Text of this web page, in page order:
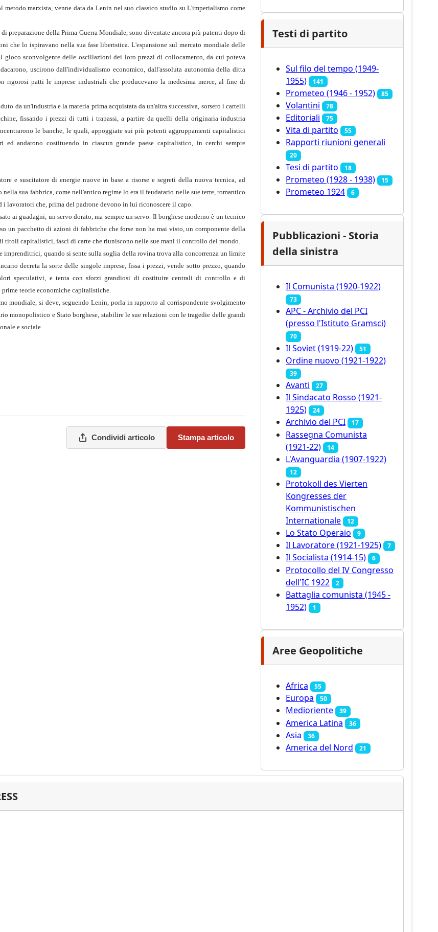
marxista, venne data da Lenin nel suo classico studio su L'imperialismo come
preparazione della Prima Guerra Mondiale, sono diventate ancora più patenti dopo di
che lo ispiravano nella sua fase liberistica. L'espansione sul mercato mondiale delle
sconvolgente delle oscillazioni dei loro prezzi di collocamento, da cui poteva
uscirono dall'individualismo economico, dall'assoluta autonomia della ditta
rigorosi patti le imprese industriali che producevano la medesima merce, al fine di
da un'industria e la materia prima acquistata da un'altra successiva, sorsero i cartelli
fissando i prezzi di tutti i trapassi, a partire da quelli della originaria industria
le banche, le quali, appoggiate sui più potenti aggruppamenti capitalistici
andarono costituendo in ciascun grande paese capitalistico, in cerchi sempre
e suscitatore di energie nuove in base a risorse e segreti della nuova tecnica, ad
sua fabbrica, come nell'antico regime lo era il feudatario nelle sue terre, romantico
lavoratori che, prima del padrone devono in lui riconoscere il capo.
ai guadagni, un servo dorato, ma sempre un servo. Il borghese moderno è un tecnico
un pacchetto di azioni di fabbriche che forse non ha mai visto, un componente della
capitalistici, fasci di carte che riuniscono nelle sue mani il controllo del mondo.
imprenditrici, quando si sente sulla soglia della rovina trova alla concorrenza un limite
decreta la sorte delle singole imprese, fissa i prezzi, vende sotto prezzo, quando
speculativi, e tenta con sforzi grandiosi di costituire centrali di controllo e di
teorie economiche capitalistiche.
mondiale, si deve, seguendo Lenin, porla in rapporto al corrispondente svolgimento
monopolistico e Stato borghese, stabilire le sue relazioni con le tragedie delle grandi
e sociale.
Condividi articolo Stampa articolo
Testi di partito
Sul filo del tempo (1949-
1955)
141
Prometeo (1946 - 1952) 85
Volantini 78
Editoriali 75
Vita di partito 55
Rapporti riunioni generali
20
Tesi di partito 18
Prometeo (1928 - 1938) 15
Prometeo 1924 6
Pubblicazioni - Storia
della sinistra
Il Comunista (1920-1922)
73
APC - Archivio del PCI
(presso l'Istituto Gramsci)
70
Il Soviet (1919‑22) 51
Ordine nuovo (1921-1922)
39
Avanti 27
Il Sindacato Rosso (1921-
1925)
24
Archivio del PCI 17
Rassegna Comunista
(1921‑22)
14
L'Avanguardia (1907-1922)
12
Protokoll des Vierten
Kongresses der
Kommunistischen
Internationale
12
Lo Stato Operaio 9
Il Lavoratore (1921-1925) 7
Il Socialista (1914‑15) 6
Protocollo del IV Congresso
dell'IC 1922
2
Battaglia comunista (1945 -
1952)
1
Aree Geopolitiche
Africa 55
Europa 50
Medioriente 39
America Latina 36
Asia 36
America del Nord 21